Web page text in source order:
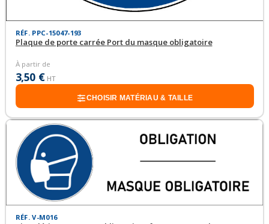
RÉF. PPC-15047-193
Plaque de porte carrée Port du masque obligatoire
À partir de
3,50 € HT
CHOISIR MATÉRIAU & TAILLE
RÉF. V-M016